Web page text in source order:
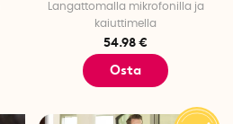
Langattomalla mikrofonilla ja
kaiuttimella
54.98 €
Osta